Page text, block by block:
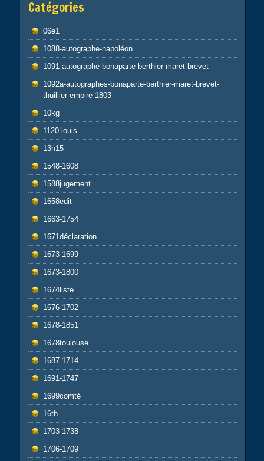
Catégories
06e1
1088-autographe-napoléon
1091-autographe-bonaparte-berthier-maret-brevet
1092a-autographes-bonaparte-berthier-maret-brevet-
thuillier-empire-1803
10kg
1120-louis
13h15
1548-1608
1588jugement
1658edit
1663-1754
1671déclaration
1673-1699
1673-1800
1674liste
1676-1702
1678-1851
1678toulouse
1687-1714
1691-1747
1699comté
16th
1703-1738
1706-1709